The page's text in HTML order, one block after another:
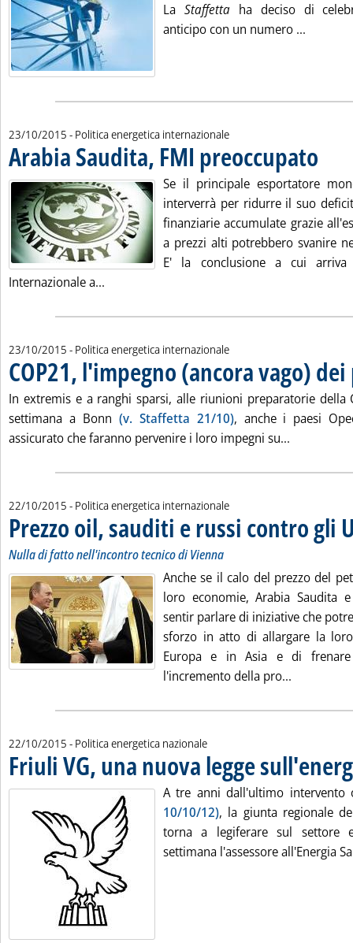
La Staffettaha deciso di
anticipo con un numero ...
23/10/2015 - Politica energetica internazionale
Arabia Saudita, FMI preoccupato
Se il principale esportatore
interverrà per ridurre il suo
finanziarie accumulate grazie
a prezzi alti potrebbero svanire
E' la conclusione a cui
Internazionale a...
23/10/2015 - Politica energetica internazionale
COP21, l'impegno (ancora vago) dei
In extremis e a ranghi sparsi, alle riunioni preparatorie della
settimana a Bonn (v. Staffetta 21/10), anche i paesi
assicurato che faranno pervenire i loro impegni su...
22/10/2015 - Politica energetica internazionale
Prezzo oil, sauditi e russi contro gli
Nulla di fatto nell'incontro tecnico di Vienna
Anche se il calo del prezzo del
loro economie, Arabia Saudita
sentir parlare di iniziative che
sforzo in atto di allargare la
Europa e in Asia e di
l'incremento della pro...
22/10/2015 - Politica energetica nazionale
Friuli VG, una nuova legge
A tre anni dall'ultimo intervento
10/10/12), la giunta regionale
torna a legiferare sul settore
settimana l'assessore all'Energia